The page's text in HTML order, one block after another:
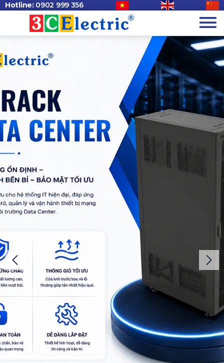
Hotline: 0902 999 356